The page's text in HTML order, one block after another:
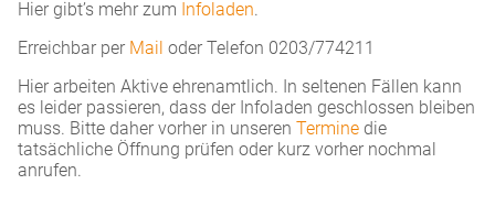
Hier gibt’s mehr zum Infoladen.
Erreichbar per Mail oder Telefon 0203/774211
Hier arbeiten Aktive ehrenamtlich. In seltenen Fällen kann
es leider passieren, dass der Infoladen geschlossen bleiben
muss. Bitte daher vorher in unseren Termine die
tatsächliche Öffnung prüfen oder kurz vorher nochmal
anrufen.